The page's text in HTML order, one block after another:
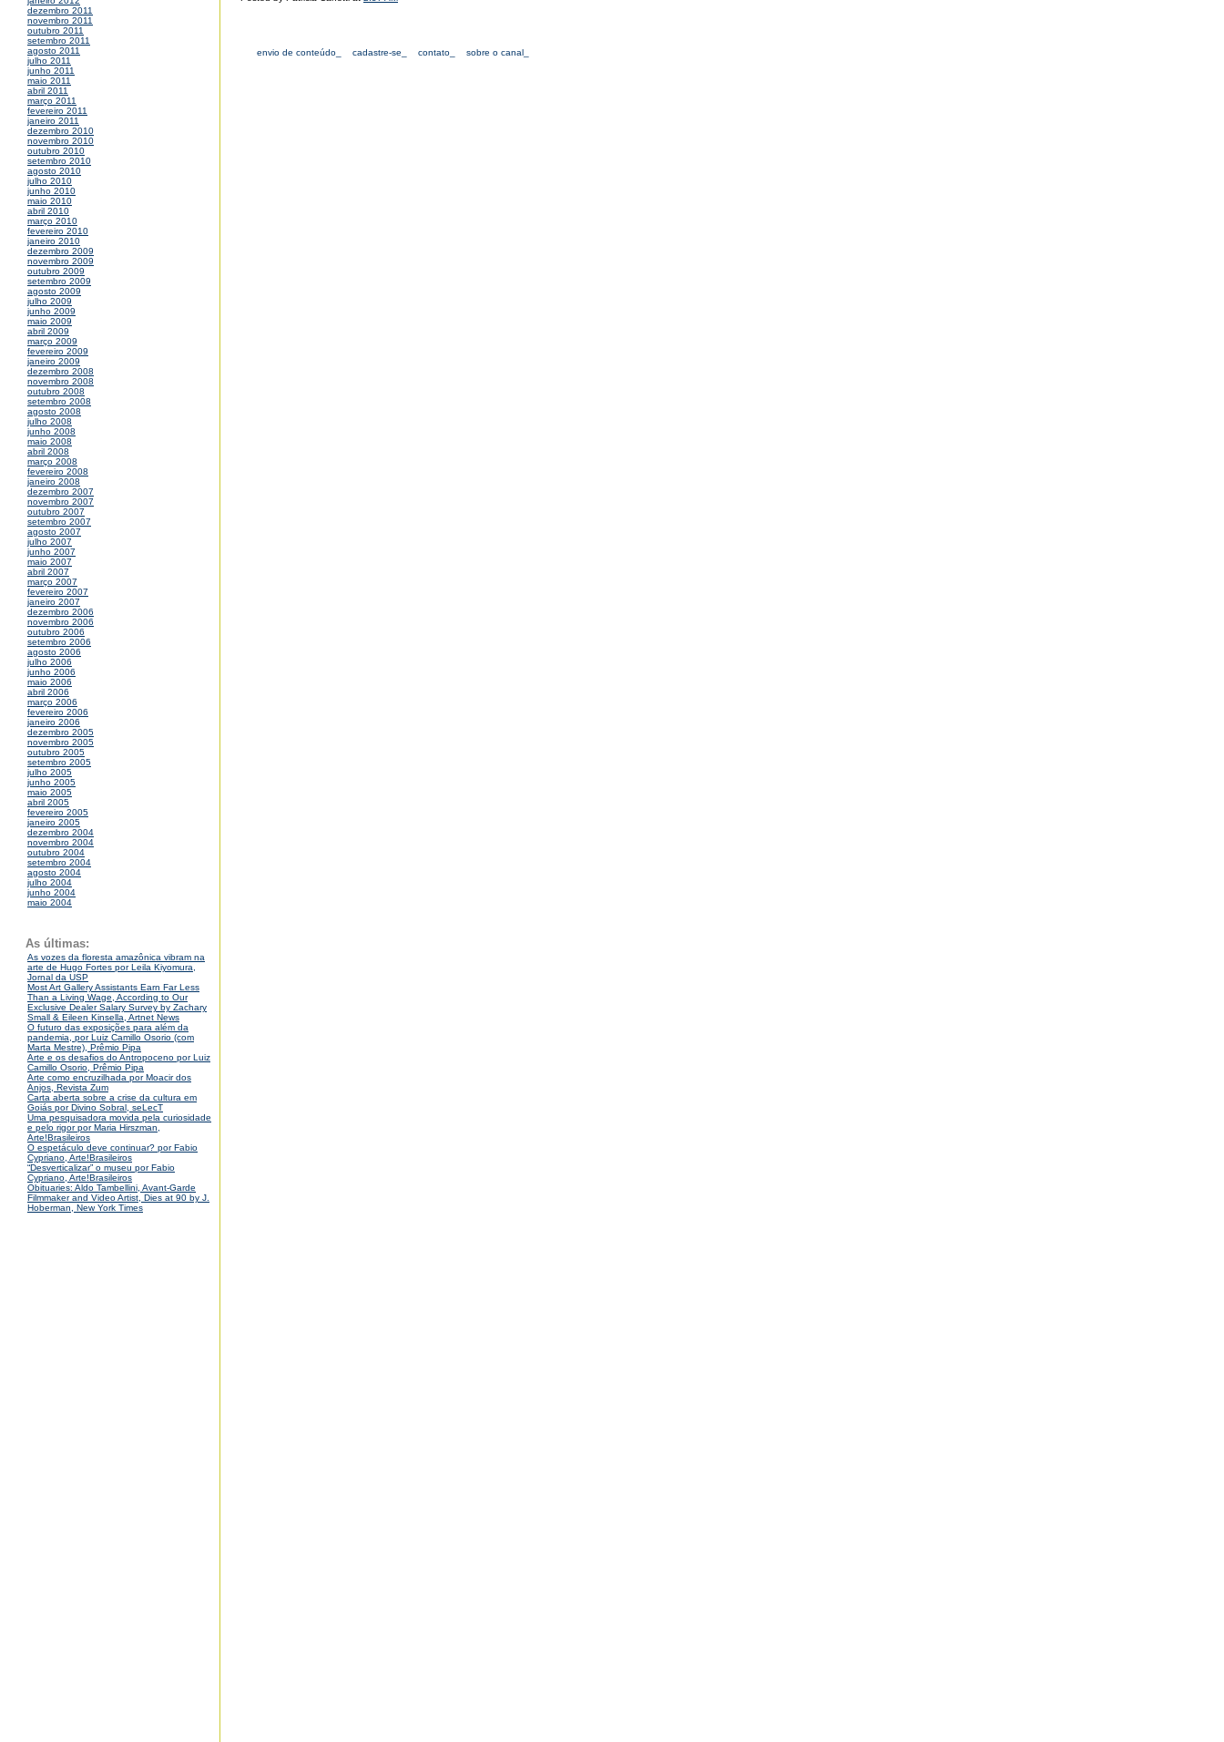
dezembro 2011
novembro 2011
outubro 2011
setembro 2011
agosto 2011
julho 2011
junho 2011
maio 2011
abril 2011
março 2011
fevereiro 2011
janeiro 2011
dezembro 2010
novembro 2010
outubro 2010
setembro 2010
agosto 2010
julho 2010
junho 2010
maio 2010
abril 2010
março 2010
fevereiro 2010
janeiro 2010
dezembro 2009
novembro 2009
outubro 2009
setembro 2009
agosto 2009
julho 2009
junho 2009
maio 2009
abril 2009
março 2009
fevereiro 2009
janeiro 2009
dezembro 2008
novembro 2008
outubro 2008
setembro 2008
agosto 2008
julho 2008
junho 2008
maio 2008
abril 2008
março 2008
fevereiro 2008
janeiro 2008
dezembro 2007
novembro 2007
outubro 2007
setembro 2007
agosto 2007
julho 2007
junho 2007
maio 2007
abril 2007
março 2007
fevereiro 2007
janeiro 2007
dezembro 2006
novembro 2006
outubro 2006
setembro 2006
agosto 2006
julho 2006
junho 2006
maio 2006
abril 2006
março 2006
fevereiro 2006
janeiro 2006
dezembro 2005
novembro 2005
outubro 2005
setembro 2005
julho 2005
junho 2005
maio 2005
abril 2005
fevereiro 2005
janeiro 2005
dezembro 2004
novembro 2004
outubro 2004
setembro 2004
agosto 2004
julho 2004
junho 2004
maio 2004
As últimas:
As vozes da floresta amazônica vibram na
arte de Hugo Fortes por Leila Kiyomura,
Jornal da USP
Most Art Gallery Assistants Earn Far Less
Than a Living Wage, According to Our
Exclusive Dealer Salary Survey by Zachary
Small & Eileen Kinsella, Artnet News
O futuro das exposições para além da
pandemia, por Luiz Camillo Osorio (com
Marta Mestre), Prêmio Pipa
Arte e os desafios do Antropoceno por Luiz
Camillo Osorio, Prêmio Pipa
Arte como encruzilhada por Moacir dos
Anjos, Revista Zum
Carta aberta sobre a crise da cultura em
Goiás por Divino Sobral, seLecT
Uma pesquisadora movida pela curiosidade
e pelo rigor por Maria Hirszman,
Arte!Brasileiros
O espetáculo deve continuar? por Fabio
Cypriano, Arte!Brasileiros
“Desverticalizar” o museu por Fabio
Cypriano, Arte!Brasileiros
Obituaries: Aldo Tambellini, Avant-Garde
Filmmaker and Video Artist, Dies at 90 by J.
Hoberman, New York Times
envio de conteúdo_ cadastre-se_ contato_ sobre o canal_